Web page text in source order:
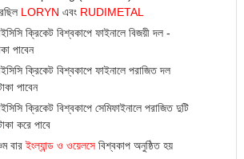
LORYN এবং RUDIMETAL
ক্রিকেট বিশ্বকাপে ফাইনালে বিজয়ী দল -
পাবেন
ক্রিকেট বিশ্বকাপে ফাইনালে পরাজিত দল
পাবেন
ক্রিকেট বিশ্বকাপে সেমিফাইনালে পরাজিত দুটি
করে পাবে
বারইংল্যান্ডও ওয়েলসেবিশ্বকাপ অনুষ্ঠিত হয়